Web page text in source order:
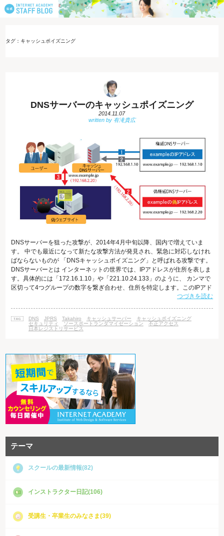
タグ：キャッシュポイズニング
DNSサーバーのキャッシュポイズニング
2014.11.07
DNSサーバーを狙った攻撃が、2014年4月中旬以降、国内で増えていま
す。 中でも最近になって新たな攻撃方法が発見され、緊急に対応しなけれ
ばならないものが 「DNSキャッシュポイズニング」と呼ばれる攻撃です。
DNSサーバーとは インターネットの世界では、IPアドレスが住所を表しま
す。具体的には「172.16.1.10」や「221.10.24.133」のように、 カンマで
区切って4つグループの数字を繋ぎ合わせ、住所を特定します。このIPアド
レスが不明であれば、当然パケットを 相手先に届けることはできません。
よね。 しかし、私たちは数字で住所を管理するのは苦手であり、わかりや
すい文字列にして管理しやすくしたものが ドメインネー
つづきを読む
DNS JPRS Takahiro キャッシュサーバー
キャッシュポイズニング
セキュリティ
ソースポートランダマイゼーション
不正アクセス
日本レジストリサービス
テーマ
スクールの最新情報(82)
インストラクター日記(106)
受講生・卒業生のみなさま(39)